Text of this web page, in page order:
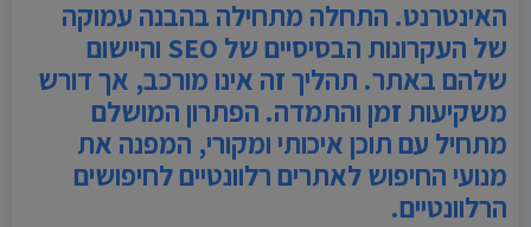
האינטרנט. התחלה מתחילה בהבנה עמוקה
של העקרונות הבסיסיים של SEO והיישום
שלהם באתר. תהליך זה אינו מורכב, אך דורש
משקיעות זמן והתמדה. הפתרון המושלם
מתחיל עם תוכן איכותי ומקורי, המפנה את
מנועי החיפוש לאתרים רלוונטיים לחיפושים
הרלוונטיים.